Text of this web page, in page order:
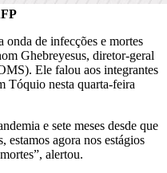
onda de infecções e mortes
Ghebreyesus, diretor-geral
Ele falou aos integrantes
Tóquio nesta quarta-feira
e sete meses desde que
estamos agora nos estágios
alertou.